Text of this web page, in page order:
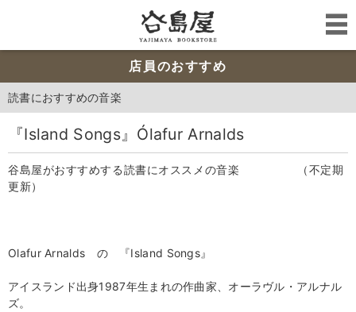
店員のおすすめ
読書におすすめの音楽
『Island Songs』Ólafur Arnalds
谷島屋がおすすめする読書にオススメの音楽 （不定期
更新）
Olafur Arnalds の 『Island Songs』
アイスランド出身1987年生まれの作曲家、オーラヴル・アルナル
ズ。